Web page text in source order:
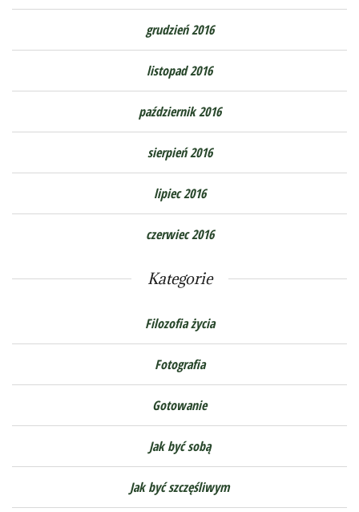
grudzień 2016
listopad 2016
październik 2016
sierpień 2016
lipiec 2016
czerwiec 2016
Kategorie
Filozofia życia
Fotografia
Gotowanie
Jak być sobą
Jak być szczęśliwym